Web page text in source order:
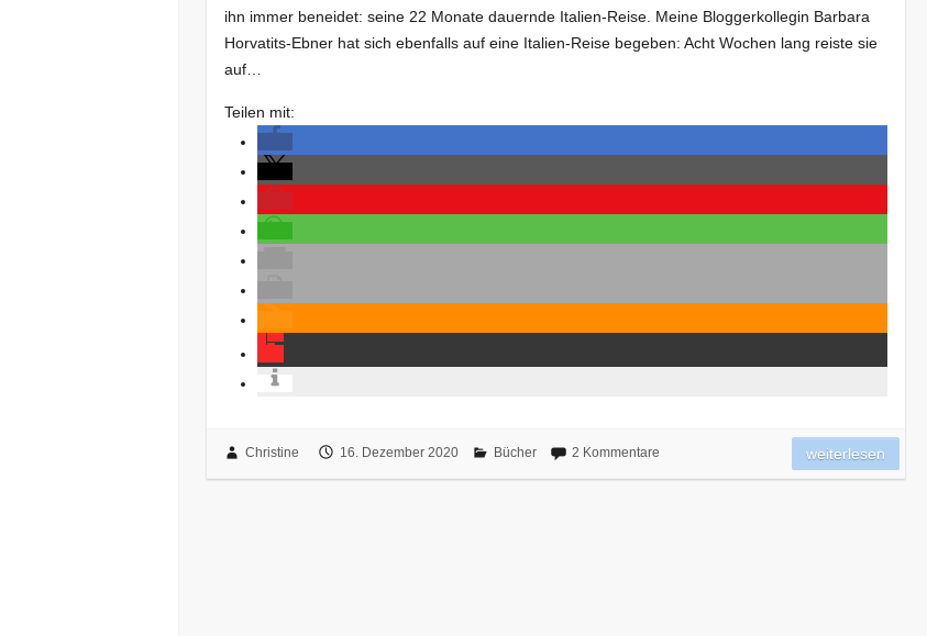
ihn immer beneidet: seine 22 Monate dauernde Italien-Reise. Meine Bloggerkollegin Barbara
Horvatits-Ebner hat sich ebenfalls auf eine Italien-Reise begeben: Acht Wochen lang reiste sie
auf…
Teilen mit:
Christine 16. Dezember 2020 Bücher 2 Kommentare weiterlesen